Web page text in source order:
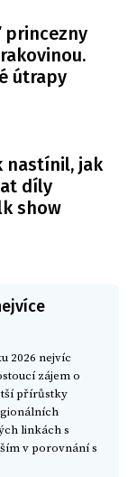
princezny
útrapy
nastínil, jak
díly
show
2026 nejvíc
zájem o
přírůstky
linkách s
v porovnání s